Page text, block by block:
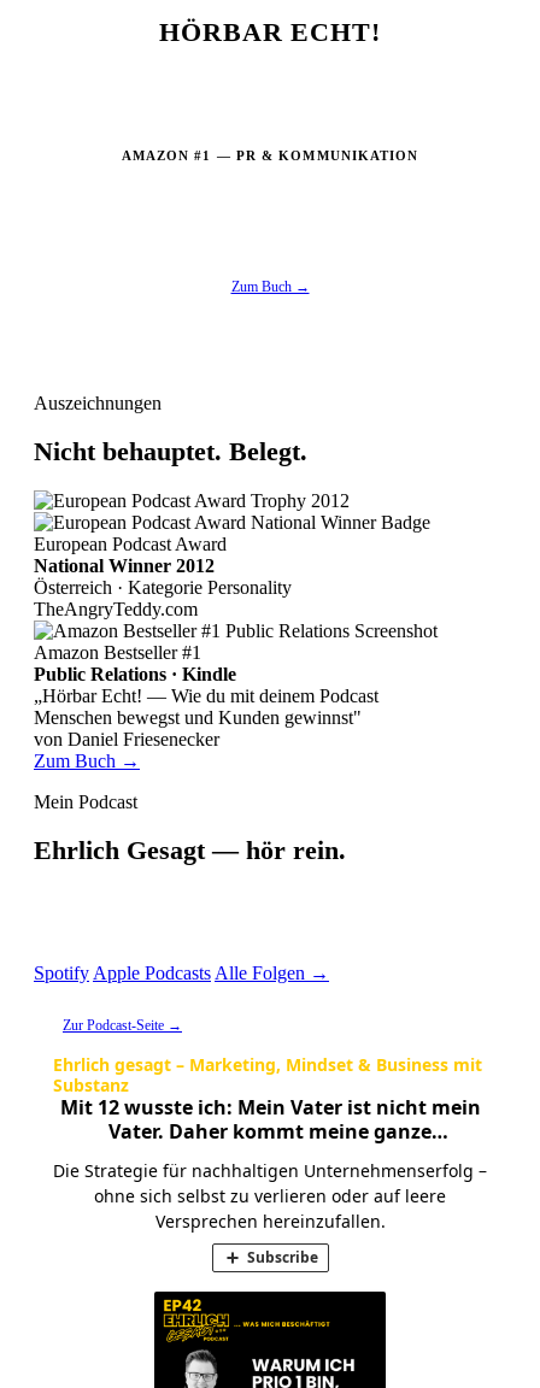
HÖRBAR ECHT!
AMAZON #1 — PR & KOMMUNIKATION
Zum Buch →
Auszeichnungen
Nicht behauptet. Belegt.
European Podcast Award
National Winner 2012
Österreich · Kategorie Personality
TheAngryTeddy.com
Amazon Bestseller #1
Public Relations · Kindle
„Hörbar Echt! — Wie du mit deinem Podcast
Menschen bewegst und Kunden gewinnst"
von Daniel Friesenecker
Zum Buch →
Mein Podcast
Ehrlich Gesagt — hör rein.
Spotify Apple Podcasts Alle Folgen →
Zur Podcast-Seite →